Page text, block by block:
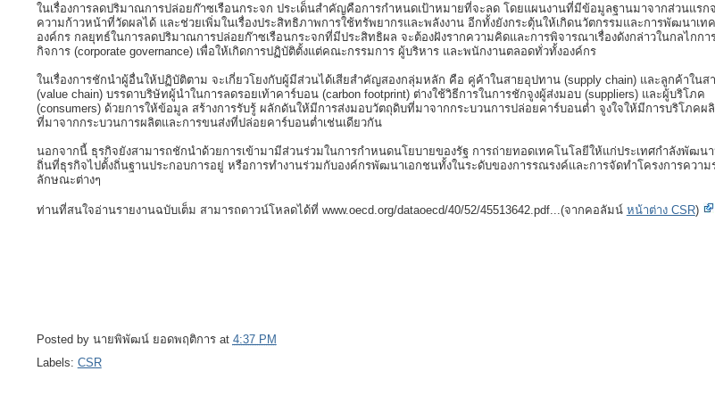
ในเรื่องการลดปริมาณการปล่อยก๊าซเรือนกระจก ประเด็นสำคัญคือการกำหนดเป้าหมายที่จะลด โดยแผนงานที่มีข้อมูลฐานมาจากส่วนแรก
ความก้าวหน้าที่วัดผลได้ และช่วยเพิ่มในเรื่องประสิทธิภาพการใช้ทรัพยากรและพลังงาน อีกทั้งยังกระตุ้นให้เกิดนวัตกรรมและการพัฒนาเท
องค์กร กลยุทธ์ในการลดปริมาณการปล่อยก๊าซเรือนกระจกที่มีประสิทธิผล จะต้องฝังรากความคิดและการพิจารณาเรื่องดังกล่าวในกลไกกา
กิจการ (corporate governance) เพื่อให้เกิดการปฏิบัติตั้งแต่คณะกรรมการ ผู้บริหาร และพนักงานตลอดทั่วทั้งองค์กร
ในเรื่องการชักนำผู้อื่นให้ปฏิบัติตาม จะเกี่ยวโยงกับผู้มีส่วนได้เสียสำคัญสองกลุ่มหลัก คือ คู่ค้าในสายอุปทาน (supply chain) และลูกค้าใน
(value chain) บรรดาบริษัทผู้นำในการลดรอยเท้าคาร์บอน (carbon footprint) ต่างใช้วิธีการในการชักจูงผู้ส่งมอบ (suppliers) และผู้บริโภค
(consumers) ด้วยการให้ข้อมูล สร้างการรับรู้ ผลักดันให้มีการส่งมอบวัตถุดิบที่มาจากกระบวนการปล่อยคาร์บอนต่ำ จูงใจให้มีการบริโภค
ที่มาจากกระบวนการผลิตและการขนส่งที่ปล่อยคาร์บอนต่ำเช่นเดียวกัน
นอกจากนี้ ธุรกิจยังสามารถชักนำด้วยการเข้ามามีส่วนร่วมในการกำหนดนโยบายของรัฐ การถ่ายทอดเทคโนโลยีให้แก่ประเทศกำลังพัฒน
ถิ่นที่ธุรกิจไปตั้งถิ่นฐานประกอบการอยู่ หรือการทำงานร่วมกับองค์กรพัฒนาเอกชนทั้งในระดับของการรณรงค์และการจัดทำโครงการความ
ลักษณะต่างๆ
ท่านที่สนใจอ่านรายงานฉบับเต็ม สามารถดาวน์โหลดได้ที่ www.oecd.org/dataoecd/40/52/45513642.pdf...(จากคอลัมน์ หน้าต่าง CSR)
Posted by นายพิพัฒน์ ยอดพฤติการ at 4:37 PM
Labels: CSR